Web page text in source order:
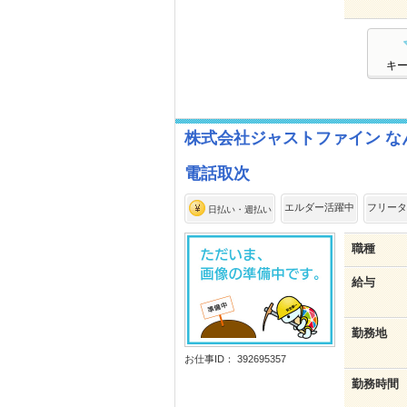
キ
株式会社ジャストファイン な
電話取次
日払い・週払い エルダー活躍中 フリー
お仕事ID： 392695357
職種
給与
勤務地
勤務時間